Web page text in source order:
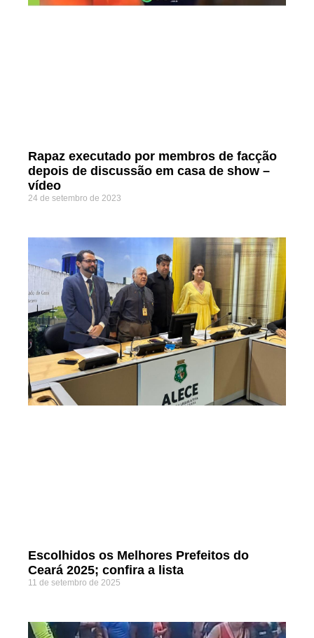
Rapaz executado por membros de facção
depois de discussão em casa de show –
vídeo
24 de setembro de 2023
Escolhidos os Melhores Prefeitos do
Ceará 2025; confira a lista
11 de setembro de 2025